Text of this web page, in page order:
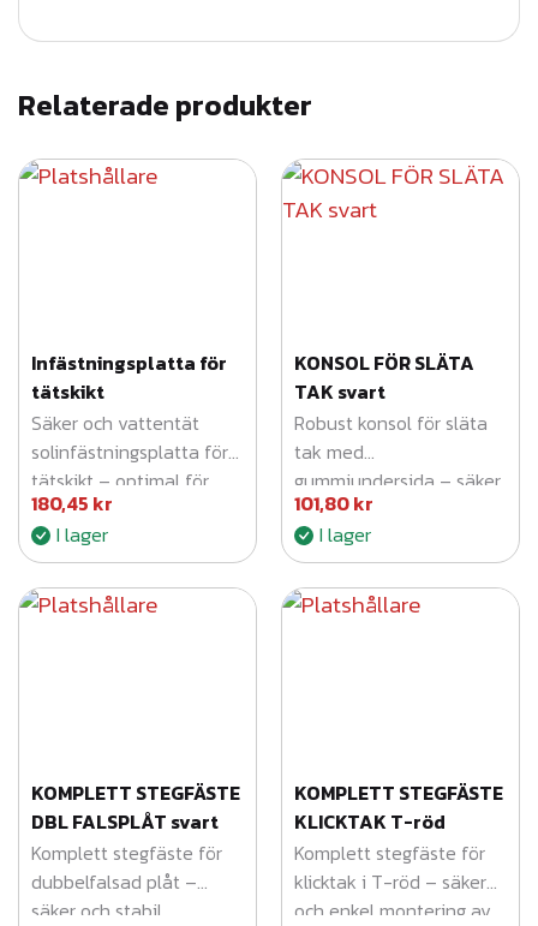
s
a
t
Relaterade produkter
Infästningsplatta för
tätskikt
Säker och vattentät
solinfästningsplatta för
tätskikt – optimal för
robust montering av
solpaneler.
180,45 kr
I lager
KONSOL FÖR SLÄTA
TAK svart
Robust konsol för släta
tak med
gummiundersida – säker
infästning utan att
skada takytan.
101,80kr
I lager
KOMPLETT STEGFÄSTE
DBL FALSPLÅT svart
Komplett stegfäste för
dubbelfalsad plåt –
säker och stabil
KOMPLETT STEGFÄSTE
KLICKTAK T-röd
Komplett stegfäste för
klicktak i T-röd – säker
och enkel montering av